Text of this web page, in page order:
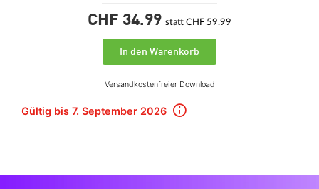
CHF 34.99 statt CHF 59.99
In den Warenkorb
Versandkostenfreier Download
Gültig bis 7. September 2026